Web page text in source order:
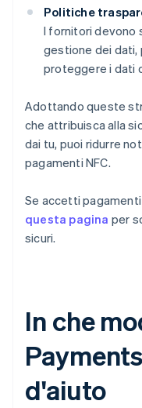
Politiche
I fornitori devono
gestione dei dati,
proteggere i dati
Adottando queste
che attribuisca alla
dai tu, puoi ridurre
pagamenti NFC.
Se accetti
questa pagina per
sicuri.
In che
d'aiuto